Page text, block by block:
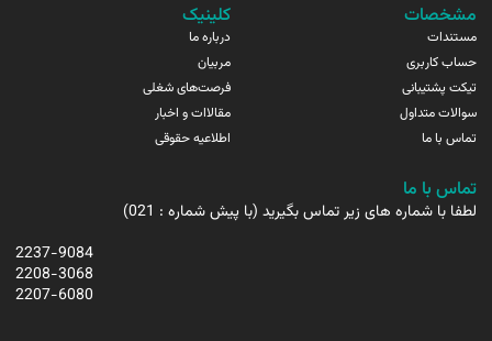
مشخصات
مستندات
حساب کاربری
تیکت پشتیبانی
سوالات متداول
تماس با ما
کلینیک
درباره ما
مربیان
فرصت‌های شغلی
مقالاات و اخبار
اطلاعیه حقوقی
تماس با ما
لطفا با شماره های زیر تماس بگیرید (با پیش شماره : 021)
2237-9084
2208-3068
2207-6080